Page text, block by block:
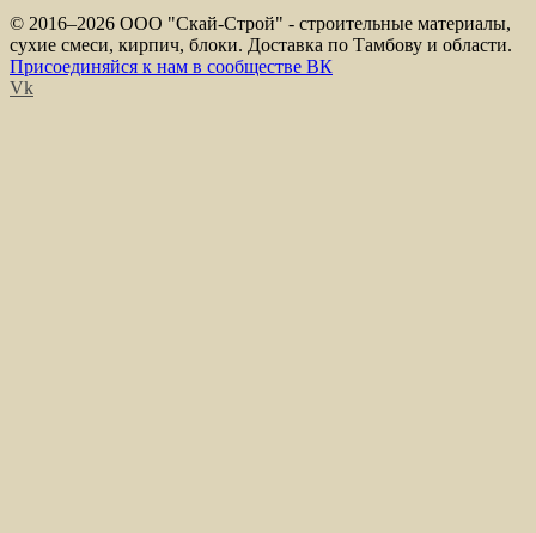
© 2016–2026 ООО "Скай-Строй" - строительные материалы,
сухие смеси, кирпич, блоки. Доставка по Тамбову и области.
Присоединяйся к нам в сообществе ВК
Vk